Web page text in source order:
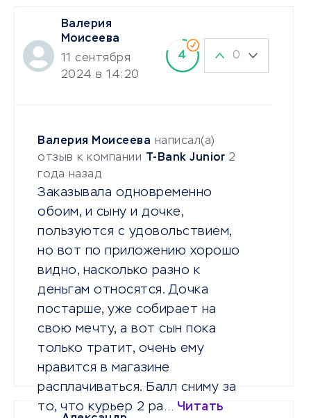
Валерия
Моисеева
11 сентября
2024 в 14:20
4 0
Валерия Моисеева написал(а)
отзыв к компании
T-Bank Junior 2
года назад
Заказывала одновременно
обоим, и сыну и дочке,
пользуются с удовольствием,
но вот по приложению хорошо
видно, насколько разно к
деньгам относятся. Дочка
постарше, уже собирает на
свою мечту, а вот сын пока
только тратит, очень ему
нравится в магазине
расплачиваться. Балл сниму за
то, что курьер 2 ра… Читать